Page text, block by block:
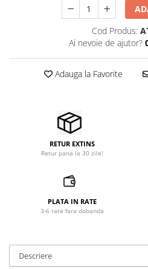
Microfoane Ribbon
Stative de microfon
Accesorii de microfoane
Accesorii de rack
Accesorii echipamente de studio
Controllere MIDI - USB DAW
Controllere monitoare de studio
Convertoare AD/DA
Interfete MIDI si Cabluri Midi-USB
Microfoane de studio
Cod Produs:
Ai nevoie de ajutor?
Adauga la Favorite
RETUR EXTINS
Retur pana la 30 zile!
PLATA IN RATE
3-6 rate fara dobanda
Descriere